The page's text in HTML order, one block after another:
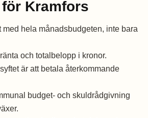
Kramfors
med hela månadsbudgeten, inte bara
och totalbelopp i kronor.
är att betala återkommande
budget- och skuldrådgivning